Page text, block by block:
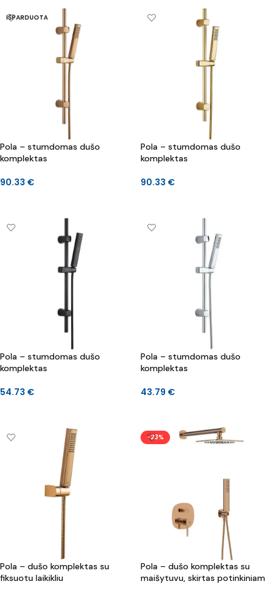
IŠPARDUOTA
Pola – stumdomas dušo
komplektas
90.33 €
Pola – stumdomas dušo
komplektas
90.33 €
Pola – stumdomas dušo
komplektas
54.73 €
Pola – stumdomas dušo
komplektas
43.79 €
Pola – dušo komplektas su
fiksuotu laikikliu
-23%
Pola – dušo komplektas su
maišytuvu, skirtas potinkiniam